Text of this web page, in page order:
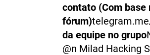
contato (Com base
fórum)
da equipe no grupo
@n Milad Hacking